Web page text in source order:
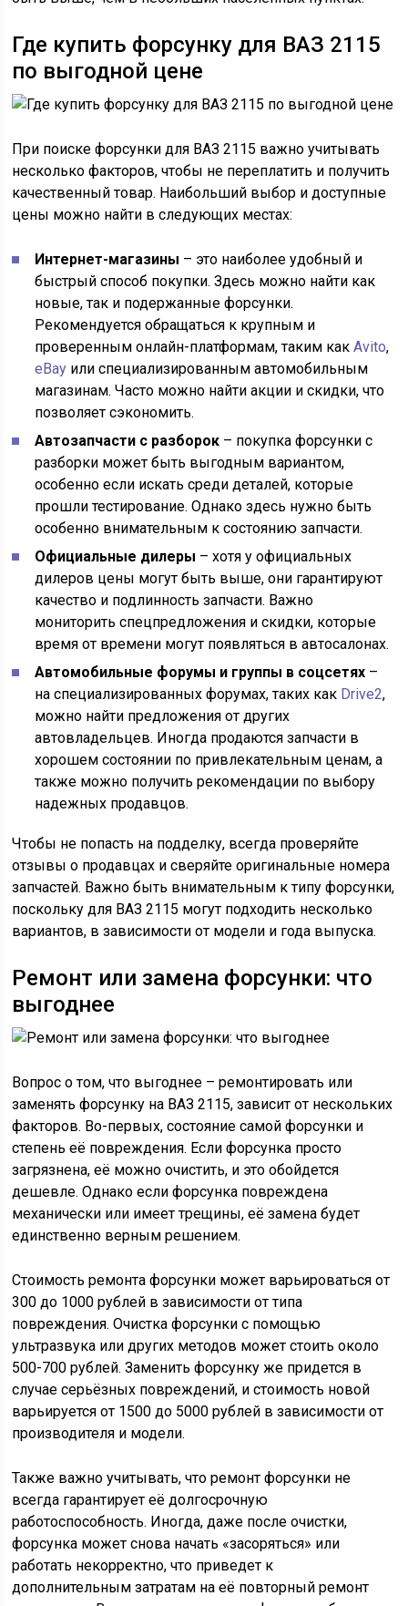
Где купить форсунку для ВАЗ 2115
по выгодной цене
При поиске форсунки для ВАЗ 2115 важно учитывать
несколько факторов, чтобы не переплатить и получить
качественный товар. Наибольший выбор и доступные
цены можно найти в следующих местах:
Интернет-магазины – это наиболее удобный и
быстрый способ покупки. Здесь можно найти как
новые, так и подержанные форсунки.
Рекомендуется обращаться к крупным и
проверенным онлайн-платформам, таким какAvito,
eBay или специализированным автомобильным
магазинам. Часто можно найти акции и скидки, что
позволяет сэкономить.
Автозапчасти с разборок – покупка форсунки с
разборки может быть выгодным вариантом,
особенно если искать среди деталей, которые
прошли тестирование. Однако здесь нужно быть
особенно внимательным к состоянию запчасти.
Официальные дилеры – хотя у официальных
дилеров цены могут быть выше, они гарантируют
качество и подлинность запчасти. Важно
мониторить спецпредложения и скидки, которые
время от времени могут появляться в автосалонах.
Автомобильные форумы и группы в соцсетях –
на специализированных форумах, таких как Drive2,
можно найти предложения от других
автовладельцев. Иногда продаются запчасти в
хорошем состоянии по привлекательным ценам, а
также можно получить рекомендации по выбору
надежных продавцов.
Чтобы не попасть на подделку, всегда проверяйте
отзывы о продавцах и сверяйте оригинальные номера
запчастей. Важно быть внимательным к типу форсунки,
поскольку для ВАЗ 2115 могут подходить несколько
вариантов, в зависимости от модели и года выпуска.
Ремонт или замена форсунки: что
выгоднее
Вопрос о том, что выгоднее – ремонтировать или
заменять форсунку на ВАЗ 2115, зависит от нескольких
факторов. Во-первых, состояние самой форсунки и
степень её повреждения. Если форсунка просто
загрязнена, её можно очистить, и это обойдется
дешевле. Однако если форсунка повреждена
механически или имеет трещины, её замена будет
единственно верным решением.
Стоимость ремонта форсунки может варьироваться от
300 до 1000 рублей в зависимости от типа
повреждения. Очистка форсунки с помощью
ультразвука или других методов может стоить около
500-700 рублей. Заменить форсунку же придется в
случае серьёзных повреждений, и стоимость новой
варьируется от 1500 до 5000 рублей в зависимости от
производителя и модели.
Также важно учитывать, что ремонт форсунки не
всегда гарантирует её долгосрочную
работоспособность. Иногда, даже после очистки,
форсунка может снова начать «засоряться» или
работать некорректно, что приведет к
дополнительным затратам на её повторный ремонт